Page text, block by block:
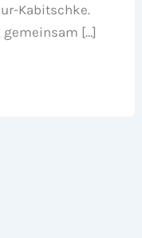
Kabitschke.
gemeinsam […]